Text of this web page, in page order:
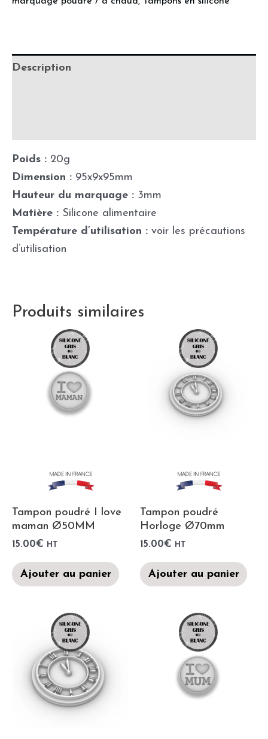
Description
Poids : 20g
Dimension : 95x9x95mm
Hauteur du marquage : 3mm
Matière : Silicone alimentaire
Température d’utilisation : voir les précautions
d’utilisation
Produits similaires
Tampon poudré I love
maman Ø50MM
15.00€ HT
Ajouter au panier
Tampon poudré
Horloge Ø70mm
15.00€ HT
Ajouter au panier